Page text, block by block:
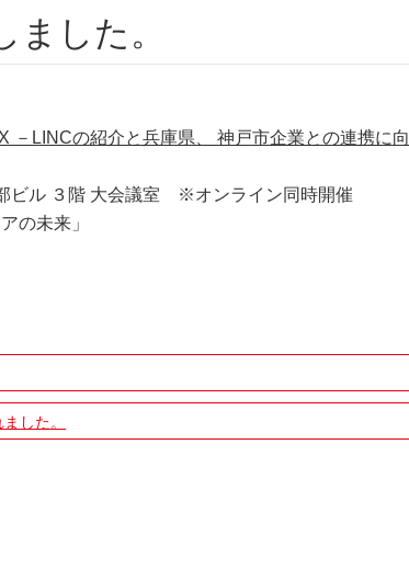
ました。
－LINCの紹介と兵庫県、 神戸市企業との連携に向
ビル ３階 大会議室 ※オンライン同時開催
の未来」
した。